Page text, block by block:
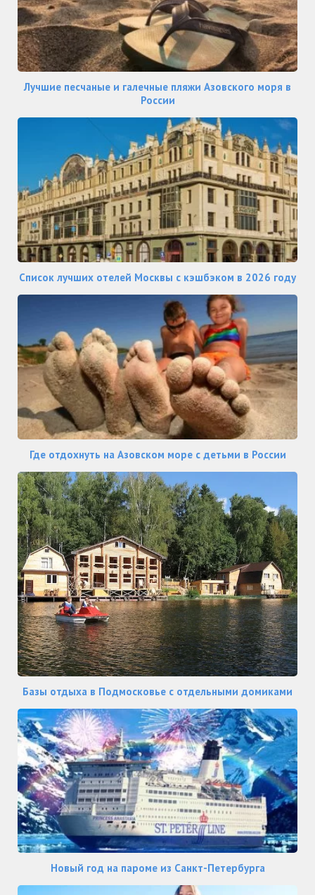
Лучшие песчаные и галечные пляжи Азовского моря в
России
Список лучших отелей Москвы с кэшбэком в 2026 году
Где отдохнуть на Азовском море с детьми в России
Базы отдыха в Подмосковье с отдельными домиками
Новый год на пароме из Санкт-Петербурга